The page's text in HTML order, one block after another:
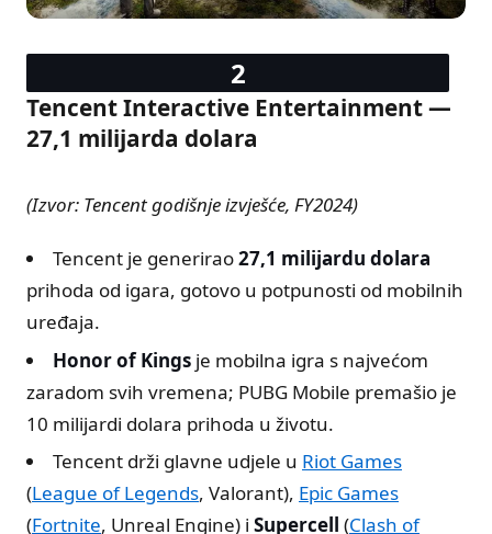
Tencent Interactive Entertainment —
27,1 milijarda dolara
(Izvor: Tencent godišnje izvješće, FY2024)
Tencent je generirao27,1 milijardu dolara
prihoda od igara, gotovo u potpunosti od mobilnih
uređaja.
Honor of Kings je mobilna igra s najvećom
zaradom svih vremena; PUBG Mobile premašio je
10 milijardi dolara prihoda u životu.
Tencent drži glavne udjele u Riot Games
(League of Legends, Valorant), Epic Games
(Fortnite, Unreal Engine) i Supercell (Clash of